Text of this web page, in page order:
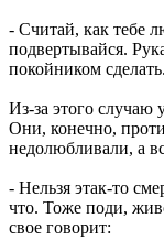
- Считай, как тебе
подвертывайся.
покойником
Из-за этого случаю
Они, конечно,
недолюбливали, а
- Нельзя этак-то
что. Тоже поди,
свое говорит: